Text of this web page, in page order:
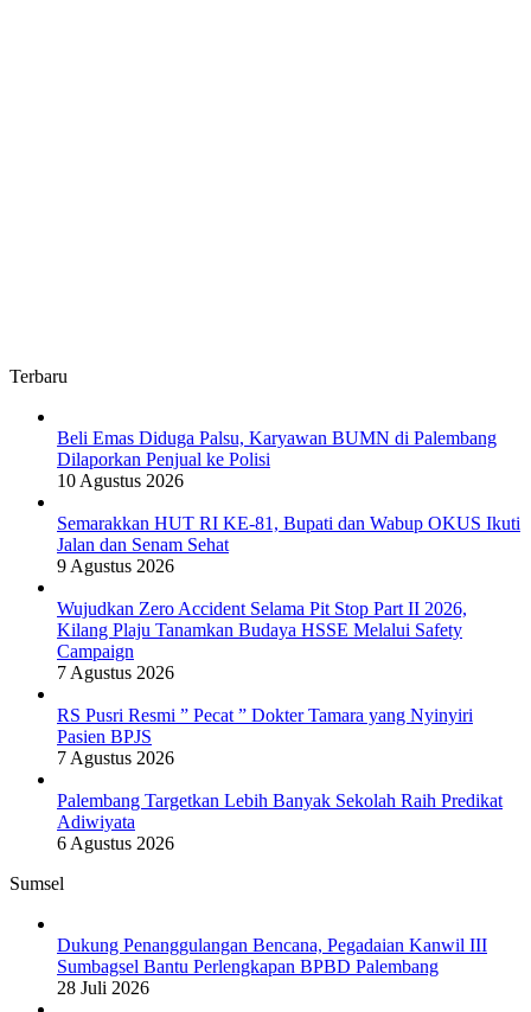
Terbaru
Beli Emas Diduga Palsu, Karyawan BUMN di Palembang
Dilaporkan Penjual ke Polisi
10 Agustus 2026
Semarakkan HUT RI KE-81, Bupati dan Wabup OKUS Ikuti
Jalan dan Senam Sehat
9 Agustus 2026
Wujudkan Zero Accident Selama Pit Stop Part II 2026,
Kilang Plaju Tanamkan Budaya HSSE Melalui Safety
Campaign
7 Agustus 2026
RS Pusri Resmi ” Pecat ” Dokter Tamara yang Nyinyiri
Pasien BPJS
7 Agustus 2026
Palembang Targetkan Lebih Banyak Sekolah Raih Predikat
Adiwiyata
6 Agustus 2026
Sumsel
Dukung Penanggulangan Bencana, Pegadaian Kanwil III
Sumbagsel Bantu Perlengkapan BPBD Palembang
28 Juli 2026